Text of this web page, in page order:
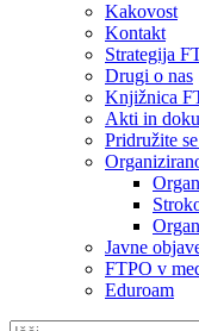
Kakovost
Kontakt
Strategija
Drugi o nas
Knjižnica
Akti in
Pridružite
Javne
FTPO v
Eduroam